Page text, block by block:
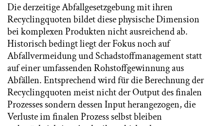
Die derzeitige Abfallgesetzgebung mit ihren
Recyclingquoten bildet diese physische Dimension
bei komplexen Produkten nicht ausreichend ab.
Historisch bedingt liegt der Fokus noch auf
Abfallvermeidung und Schadstoffmanagement statt
auf einer umfassenden Rohstoffgewinnung aus
Abfällen. Entsprechend wird für die Berechnung der
Recyclingquoten meist nicht der Output des finalen
Prozesses sondern dessen Input herangezogen, die
Verluste im finalen Prozess selbst bleiben